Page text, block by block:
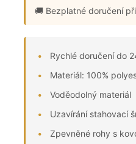
🚚 Bezplatné doručenípři
Rychlé doručení do
Materiál: 100%
Voděodolný materiál
Uzavírání stahovací
Zpevněné rohy s